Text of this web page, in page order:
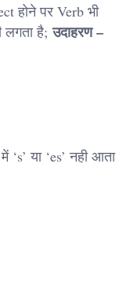
होने पर Verb भी
लगता है;उदाहरण –
या ‘es’ नही आता